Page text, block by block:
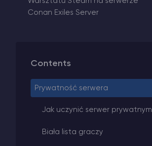
Conan Exiles Server
Contents
Prywatność serwera
Jak uczynić serwer prywatnym
Biała lista graczy